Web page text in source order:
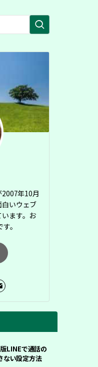
年10月
いウェブ
ます。お
。
LINEで通話の
ない設定方法